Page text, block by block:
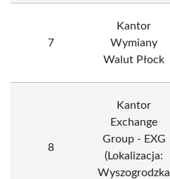
7
Kantor
Wymiany
Walut Płock
8
Kantor
Exchange
Group - EXG
(Lokalizacja:
Wyszogrodzka